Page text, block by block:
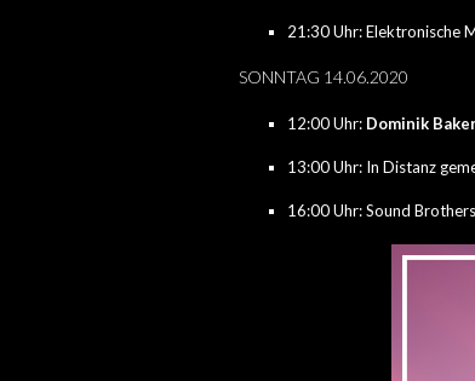
21:30 Uhr: Elektronische
SONNTAG 14.06.2020
12:00 Uhr: Dominik
13:00 Uhr: In Distanz
16:00 Uhr: Sound